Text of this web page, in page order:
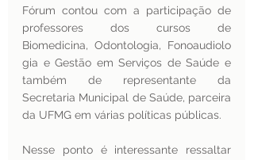
Fórum contou com a participação de
professores dos cursos de
Biomedicina, Odontologia, Fonoaudiolo
gia e Gestão em Serviços de Saúde e
também de representante da
Secretaria Municipal de Saúde, parceira
da UFMG em várias políticas públicas.
Nesse ponto é interessante ressaltar